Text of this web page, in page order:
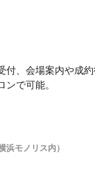
付、会場案内や成
ンで可能。
浜モノリス内）